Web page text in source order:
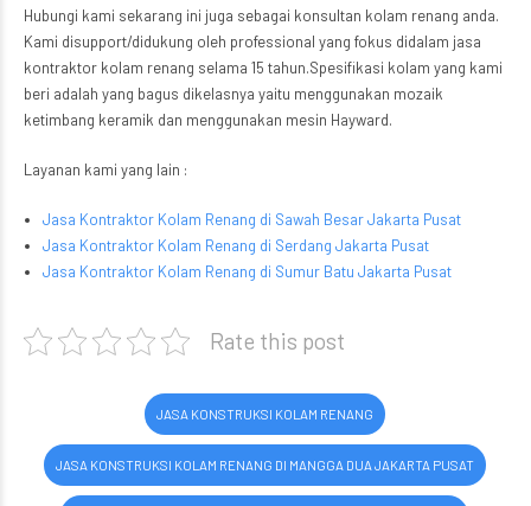
Hubungi kami sekarang ini juga sebagai konsultan kolam renang anda.
Kami disupport/didukung oleh professional yang fokus didalam jasa
kontraktor kolam renang selama 15 tahun.Spesifikasi kolam yang kami
beri adalah yang bagus dikelasnya yaitu menggunakan mozaik
ketimbang keramik dan menggunakan mesin Hayward.
Layanan kami yang lain :
Jasa Kontraktor Kolam Renang di Sawah Besar Jakarta Pusat
Jasa Kontraktor Kolam Renang di Serdang Jakarta Pusat
Jasa Kontraktor Kolam Renang di Sumur Batu Jakarta Pusat
Rate this post
JASA KONSTRUKSI KOLAM RENANG
JASA KONSTRUKSI KOLAM RENANG DI MANGGA DUA JAKARTA PUSAT